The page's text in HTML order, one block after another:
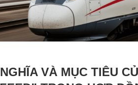
VÀ MỤC TIÊU